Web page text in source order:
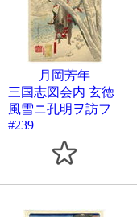
月岡芳年
三国志図会内 玄徳
風雪ニ孔明ヲ訪フ
#239